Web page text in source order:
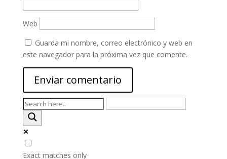
Web
Guarda mi nombre, correo electrónico y web en
este navegador para la próxima vez que comente.
Exact matches only